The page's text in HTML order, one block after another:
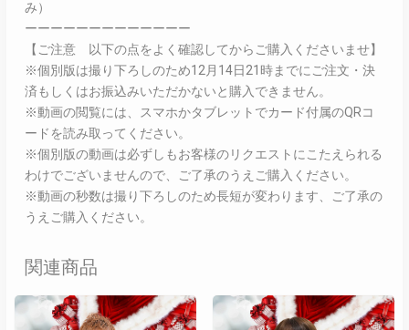
み）
ーーーーーーーーーーーーー
【ご注意 以下の点をよく確認してからご購入くださいませ】
※個別版は撮り下ろしのため12月14日21時までにご注文・決
済もしくはお振込みいただかないと購入できません。
※動画の閲覧には、スマホかタブレットでカード付属のQRコ
ードを読み取ってください。
※個別版の動画は必ずしもお客様のリクエストにこたえられる
わけでございませんので、ご了承のうえご購入ください。
※動画の秒数は撮り下ろしのため長短が変わります、ご了承の
うえご購入ください。
関連商品